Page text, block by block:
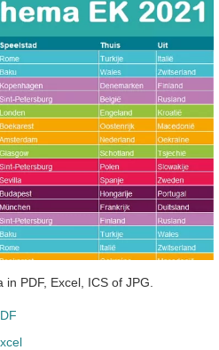
PDF, Excel, ICS of JPG.